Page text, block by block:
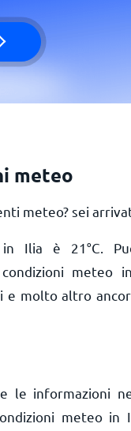
meteo
meteo? sei
in Ilia è 21°C .
meteo
e molto altro
le informazioni
meteo in